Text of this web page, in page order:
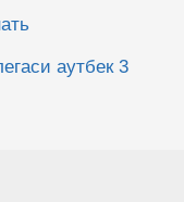
аутбек 3